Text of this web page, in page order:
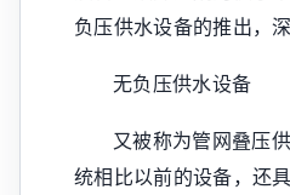
负压供水设备的推出，深
无负压供水设备
又被称为管网叠压
统相比以前的设备，还